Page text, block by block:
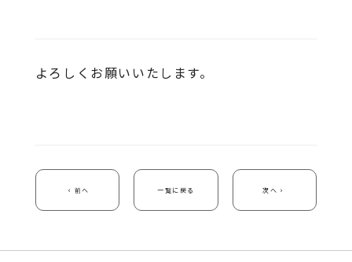
よろしくお願いいたします。
前へ 一覧に戻る 次へ